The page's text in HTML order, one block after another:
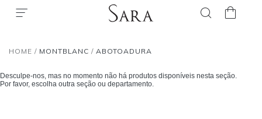
HOME / MONTBLANC /ABOTOADURA
Desculpe-nos, mas no momento não há produtos disponíveis nesta seção.
Por favor, escolha outra seção ou departamento.